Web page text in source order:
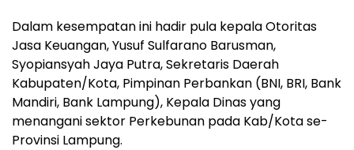
Dalam kesempatan ini hadir pula kepala Otoritas
Jasa Keuangan, Yusuf Sulfarano Barusman,
Syopiansyah Jaya Putra, Sekretaris Daerah
Kabupaten/Kota, Pimpinan Perbankan (BNI, BRI, Bank
Mandiri, Bank Lampung), Kepala Dinas yang
menangani sektor Perkebunan pada Kab/Kota se-
Provinsi Lampung.